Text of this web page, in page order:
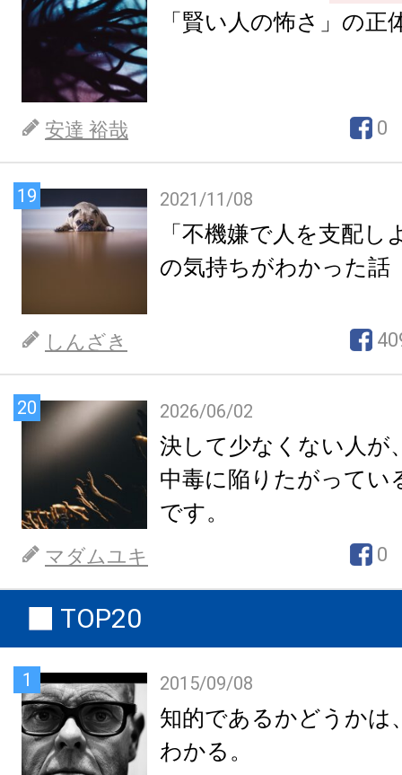
「賢い人の怖さ」の正
安達 裕哉 0
19 2021/11/08
「不機嫌で人を支配し
の気持ちがわかった話
しんざき
20 2026/06/02
決して少なくない人が
中毒に陥りたがってい
です。
マダムユキ 0
TOP20
1 2015/09/08
知的であるかどうかは
わかる。